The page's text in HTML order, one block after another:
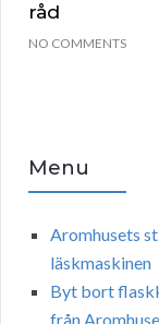
råd
NO COMMENTS
Menu
Aromhusets
läskmaskinen
Byt bort
från